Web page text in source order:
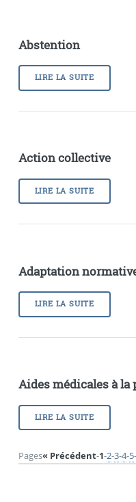
Abstention
LIRE LA SUITE
Action collective
LIRE LA SUITE
Adaptation
LIRE LA SUITE
Aides médicales à la
LIRE LA SUITE
Pages« Précédent-1-2-3-4-5-